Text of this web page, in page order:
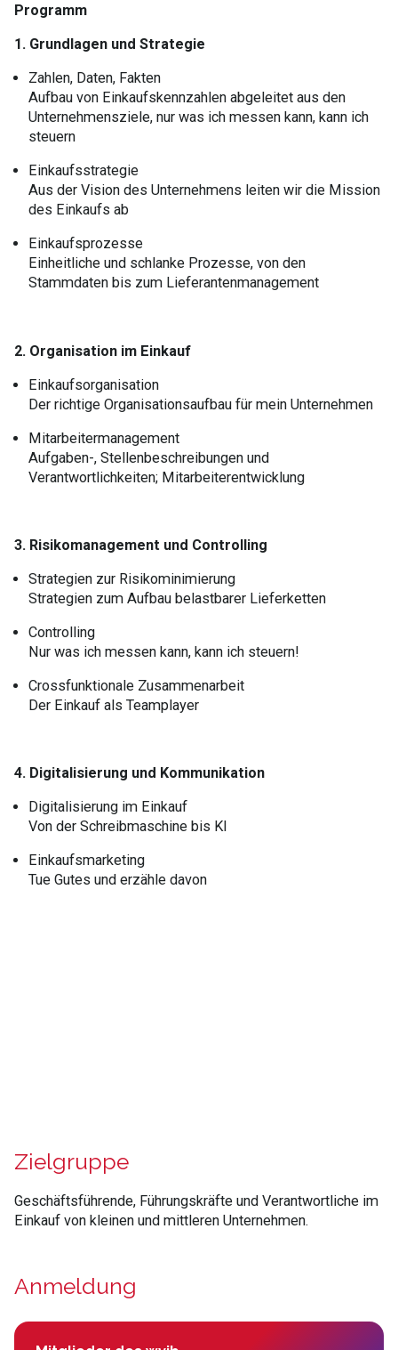
Programm
1. Grundlagen und Strategie
Zahlen, Daten, Fakten
Aufbau von Einkaufskennzahlen abgeleitet aus den
Unternehmensziele, nur was ich messen kann, kann ich
steuern
Einkaufsstrategie
Aus der Vision des Unternehmens leiten wir die Mission
des Einkaufs ab
Einkaufsprozesse
Einheitliche und schlanke Prozesse, von den
Stammdaten bis zum Lieferantenmanagement
2. Organisation im Einkauf
Einkaufsorganisation
Der richtige Organisationsaufbau für mein Unternehmen
Mitarbeitermanagement
Aufgaben-, Stellenbeschreibungen und
Verantwortlichkeiten; Mitarbeiterentwicklung
3. Risikomanagement und Controlling
Strategien zur Risikominimierung
Strategien zum Aufbau belastbarer Lieferketten
Controlling
Nur was ich messen kann, kann ich steuern!
Crossfunktionale Zusammenarbeit
Der Einkauf als Teamplayer
4. Digitalisierung und Kommunikation
Digitalisierung im Einkauf
Von der Schreibmaschine bis KI
Einkaufsmarketing
Tue Gutes und erzähle davon
Zielgruppe
Geschäftsführende, Führungskräfte und Verantwortliche im
Einkauf von kleinen und mittleren Unternehmen.
Anmeldung